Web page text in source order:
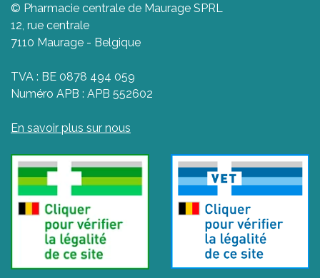
© Pharmacie centrale de Maurage SPRL
12, rue centrale
7110 Maurage - Belgique
TVA : BE 0878 494 059
Numéro APB : APB 552602
En savoir plus sur nous